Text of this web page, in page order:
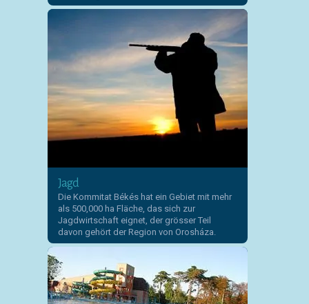
Jagd
Die Kommitat Békés hat ein Gebiet mit mehr
als 500,000 ha Fläche, das sich zur
Jagdwirtschaft eignet, der grösser Teil
davon gehört der Region von Orosháza.